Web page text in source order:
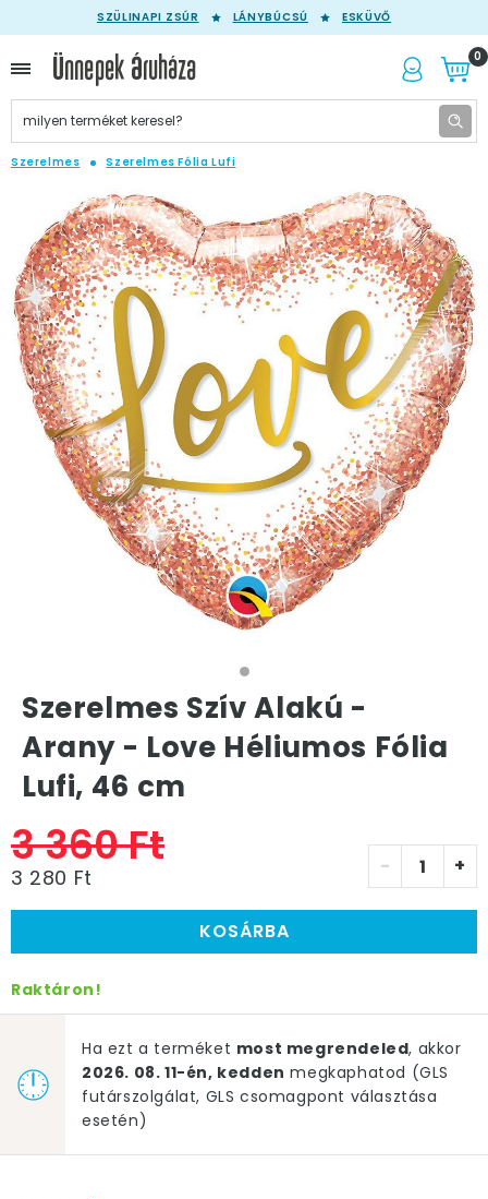
SZÜLINAPI ZSÚR LÁNYBÚCSÚ ESKÜVŐ
0
Szerelmes Szerelmes Fólia Lufi
Szerelmes Szív Alakú -
Arany - Love Héliumos Fólia
Lufi, 46 cm
3 360 Ft
3 280 Ft - +
KOSÁRBA
Raktáron!
Ha ezt a terméket most megrendeled, akkor
2026. 08. 11-én, kedden megkaphatod (GLS
futárszolgálat, GLS csomagpont választása
esetén)